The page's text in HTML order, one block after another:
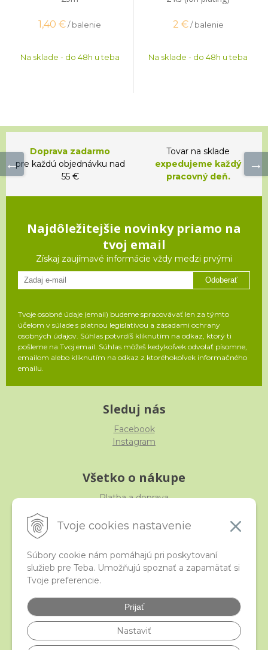
Tvoje cookies nastavenie
Súbory cookie nám pomáhajú pri poskytovaní
služieb pre Teba. Umožňujú spoznať a zapamätať si
Tvoje preferencie.
Prijať
Nastaviť
1,40 €/ balenie
Na sklade - do 48h u teba
2 € / balenie
Na sklade - do 48h u teba
Doprava zadarmo
pre každú objednávku nad
55 €
Tovar na sklade
expedujeme každý
pracovný deň.
Najdôležitejšie novinky priamo na
tvoj email
Získaj zaujímavé informácie vždy medzi prvými
Odoberať
Tvoje osobné údaje (email) budeme spracovávať len za týmto
účelom v súlade s platnou legislatívou a zásadami ochrany
osobných údajov. Súhlas potvrdíš kliknutím na odkaz, ktorý ti
pošleme na Tvoj email. Súhlas môžeš kedykoľvek odvolať písomne,
emailom alebo kliknutím na odkaz z ktoréhokoľvek informačného
emailu.
Sleduj nás
Facebook
Instagram
Všetko o nákupe
Platba a doprava
Obchodné podmienky
iStraka
Veľkoobchod
Najčastejšie otázky
Certifikáty